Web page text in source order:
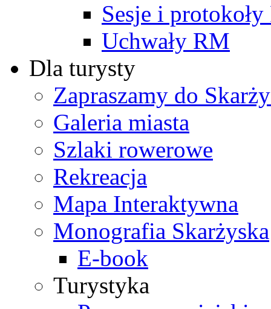
Sesje i
Uchwały RM
Dla turysty
Zapraszamy do
Galeria miasta
Szlaki rowerowe
Rekreacja
Mapa Interaktywna
Monografia Skarżyska
E-book
Turystyka